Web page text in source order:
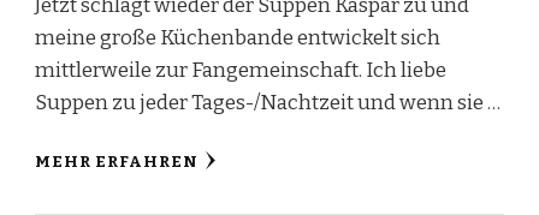
meine große Küchenbande entwickelt sich
mittlerweile zur Fangemeinschaft. Ich liebe
Suppen zu jeder Tages-/Nachtzeit und wenn sie …
MEHR ERFAHREN